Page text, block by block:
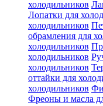
холодильников
Лопатки для
холодильников
обрамления для
холодильников
холодильников
холодильников
оттайки для
холодильников
Фреоны и масла